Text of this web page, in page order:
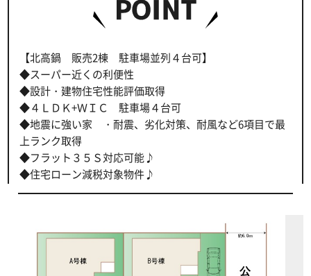
【北高鍋 販売2棟 駐車場並列４台可】
◆スーパー近くの利便性
◆設計・建物住宅性能評価取得
◆４ＬＤＫ+ＷＩＣ 駐車場４台可
◆地震に強い家 ・耐震、劣化対策、耐風など6項目で最
上ランク取得
◆フラット３５Ｓ対応可能♪
◆住宅ローン減税対象物件♪